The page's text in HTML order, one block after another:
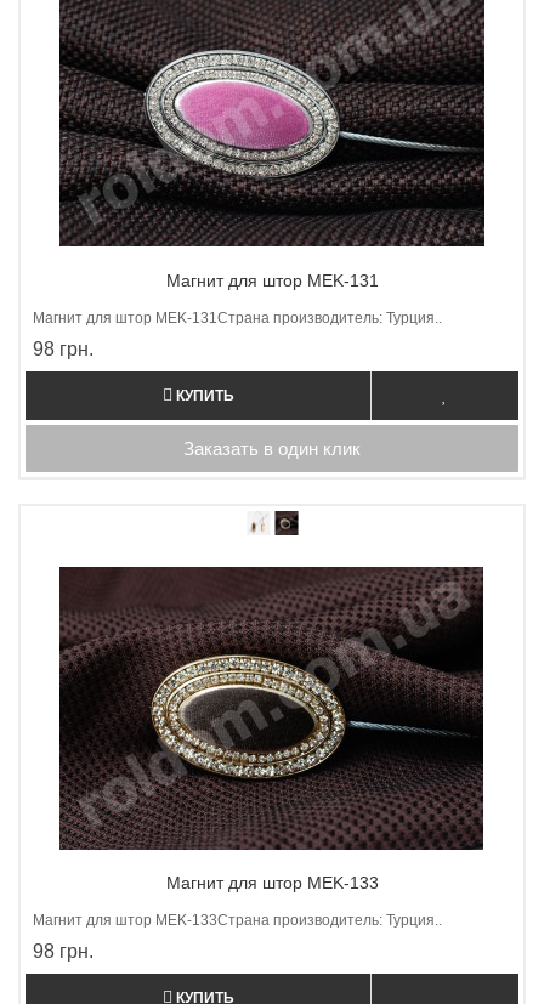
Магнит для штор MEK-131
Магнит для штор МEK-131Страна производитель: Турция..
98 грн.
КУПИТЬ
Заказать в один клик
Магнит для штор MEK-133
Магнит для штор МEK-133Страна производитель: Турция..
98 грн.
КУПИТЬ